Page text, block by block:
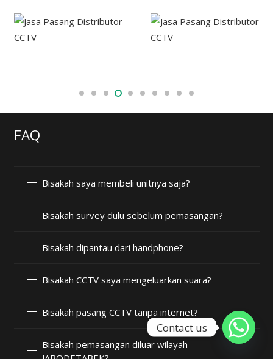
FAQ
Bisakah saya membeli unitnya saja?
Bisakah survey dulu sebelum pemasangan?
Bisakah dipantau dari handphone?
Bisakah CCTV saya mengeluarkan suara?
Bisakah pasang CCTV tanpa internet?
Bisakah pemasangan diluar wilayah
Contact us